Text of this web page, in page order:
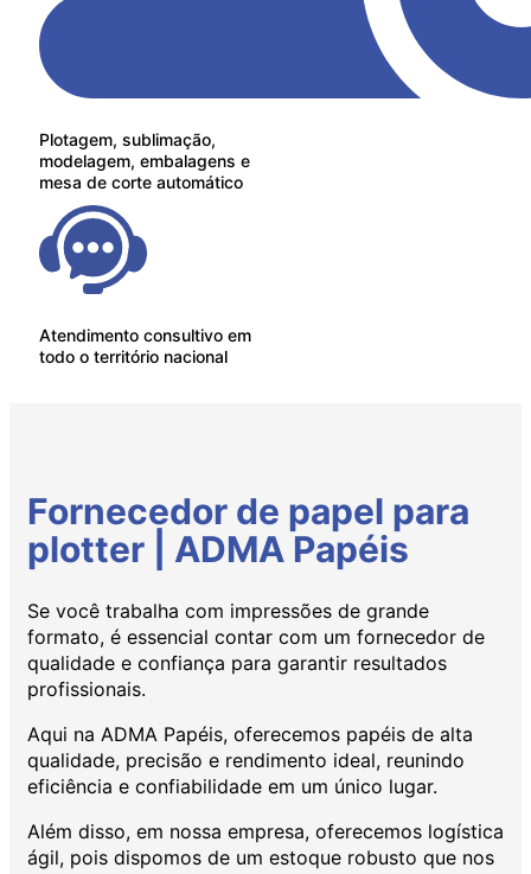
Plotagem, sublimação,
modelagem, embalagens e
mesa de corte automático
Atendimento consultivo em
todo o território nacional
Fornecedor de papel para
plotter | ADMA Papéis
Se você trabalha com impressões de grande
formato, é essencial contar com um fornecedor de
qualidade e confiança para garantir resultados
profissionais.
Aqui na ADMA Papéis, oferecemos papéis de alta
qualidade, precisão e rendimento ideal, reunindo
eficiência e confiabilidade em um único lugar.
Além disso, em nossa empresa, oferecemos logística
ágil, pois dispomos de um estoque robusto que nos